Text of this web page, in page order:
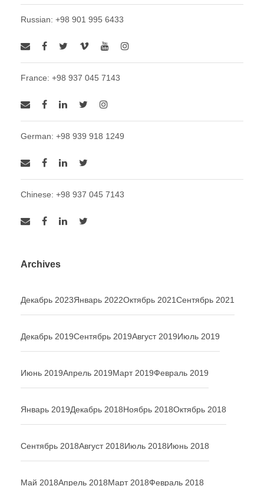
Russian: +98 901 995 6433
France: +98 937 045 7143
German: +98 939 918 1249
Chinese: +98 937 045 7143
Archives
Декабрь 2023Январь 2022Октябрь 2021Сентябрь 2021
Декабрь 2019Сентябрь 2019Август 2019Июль 2019
Июнь 2019Апрель 2019Март 2019Февраль 2019
Январь 2019Декабрь 2018Ноябрь 2018Октябрь 2018
Сентябрь 2018Август 2018Июль 2018Июнь 2018
Май 2018Апрель 2018Март 2018Февраль 2018